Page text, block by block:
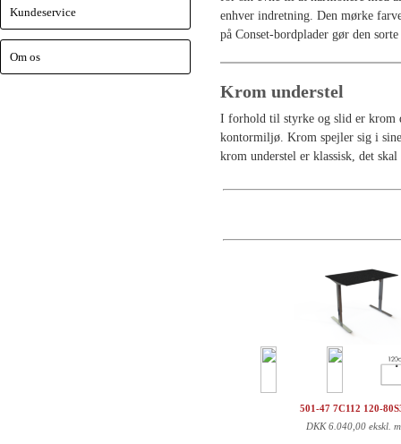
enhver indretning. Den mørke
på Conset-bordplader gør den
Krom understel
I forhold til styrke og slid er krom
kontormiljø. Krom spejler sig i
krom understel er klassisk, det
501-47 7C112 120-
DKK6.040,00 ekskl.
Kundeservice
Om os